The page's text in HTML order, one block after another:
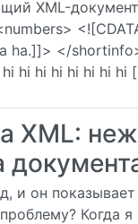
XML-
ha.]]> </
hi hi hi hi hi hi hi
XML:
и он
Когда